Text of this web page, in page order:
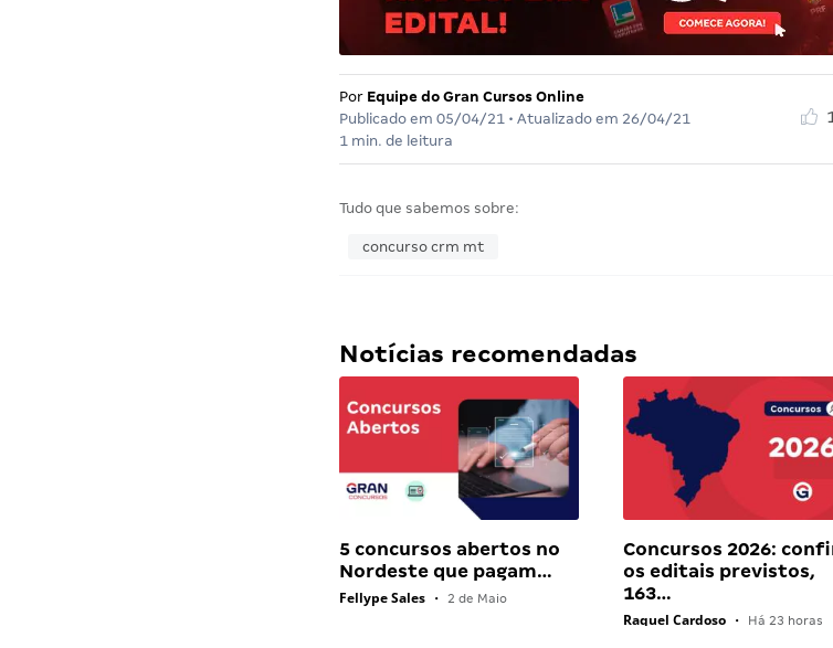
Por Equipe do Gran Cursos Online
Publicado em 05/04/21• Atualizado em 26/04/21
1 min. de leitura
Tudo que sabemos sobre:
concurso crm mt
Notícias recomendadas
5 concursos abertos no
Nordeste que pagam…
Fellype Sales • 2 de Maio
Concursos 2026:
os editais previstos,
163…
Raquel Cardoso • Há 23 horas